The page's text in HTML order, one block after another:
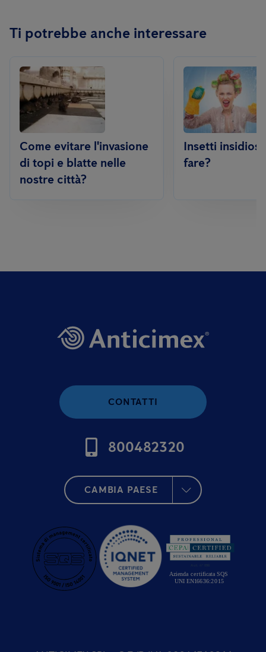
Ti potrebbe anche interessare
Come evitare l'invasione
di topi e blatte nelle
nostre città?
Insetti
fare?
CONTATTI
800482320
CAMBIA PAESE